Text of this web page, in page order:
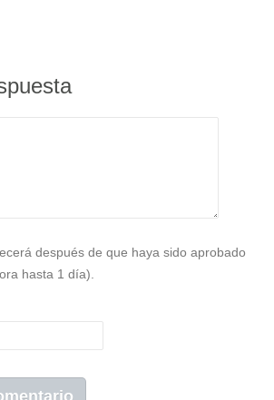
después de que haya sido aprobado
hasta 1 día).